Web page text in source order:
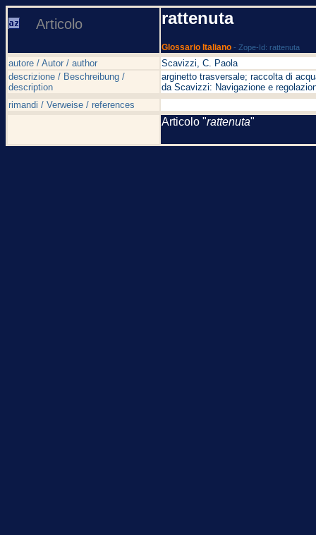
Articolo rattenuta
Glossario Italiano - Zope-Id: rattenuta
autore / Autor / author
Scavizzi, C. Paola
descrizione / Beschreibung /
description
arginetto trasversale; raccolta di
da Scavizzi: Navigazione e
rimandi / Verweise / references
Articolo "rattenuta"